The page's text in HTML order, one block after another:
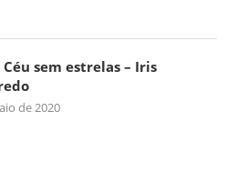
Céu sem estrelas – Iris
de 2020